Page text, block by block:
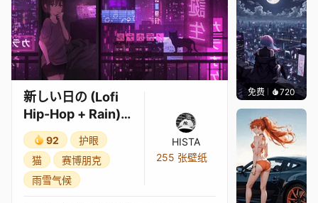
新しい日の (Lofi
Hip-Hop + Rain)
in 4K
92
护眼
猫
赛博朋克
雨雪气候
HISTA
255 张壁纸
免费 720鲨鲨啊